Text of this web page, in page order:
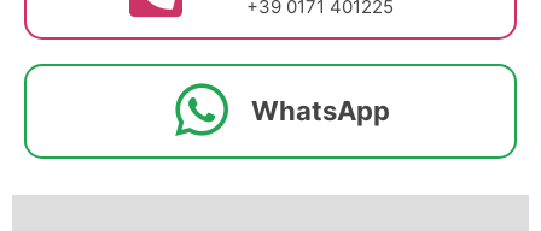
+39 0171 401225
WhatsApp